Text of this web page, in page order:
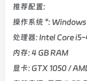
推荐配置:
操作系统 *:
处理器: Intel Core
内存: 4 GB RAM
显卡: GTX 1050 /